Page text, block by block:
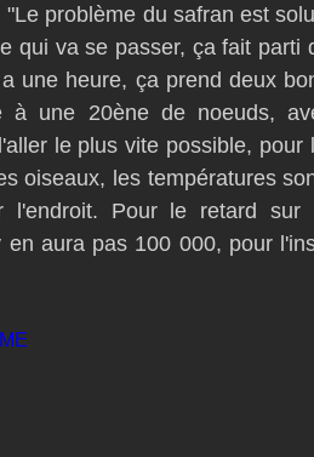
problème du safran est
qui va se passer, ça fait parti
une heure, ça prend deux
à une 20ène de noeuds,
le plus vite possible, pour
oiseaux, les températures
l'endroit. Pour le retard
aura pas 100 000, pour